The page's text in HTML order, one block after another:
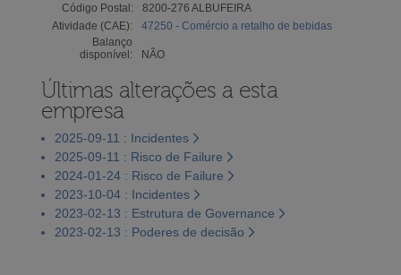
Código Postal:
8200-276 ALBUFEIRA
Atividade (CAE):
47250 - Comércio a retalho de bebidas
Balanço
disponível:
NÃO
Últimas alterações a esta
empresa
2025-09-11 : Incidentes
2025-09-11 : Risco de Failure
2024-01-24 : Risco de Failure
2023-10-04 : Incidentes
2023-02-13 : Estrutura de Governance
2023-02-13 : Poderes de decisão